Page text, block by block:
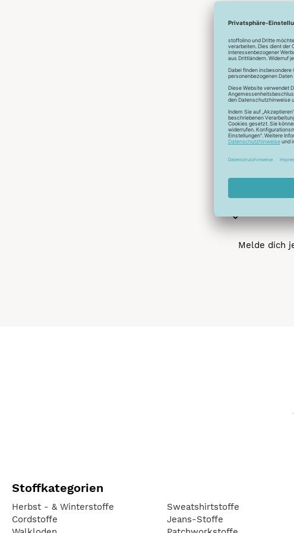
Abonniere
Melde dich
Stoffkategorien
Herbst - & Winterstoffe
Cordstoffe
Sweatshirtstoffe
Jeans-Stoffe